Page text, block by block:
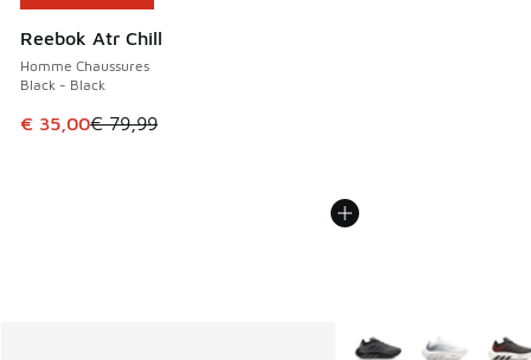
Reebok Atr Chill
Homme Chaussures
Black - Black
Cet article est en promotion. Prix en baisse de € 79,99 à
€ 35,00€ 79,99
Plus de couleurs